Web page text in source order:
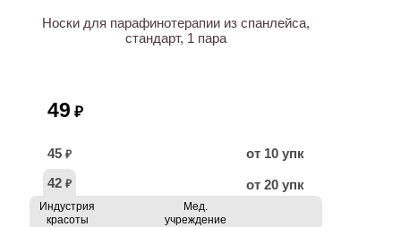
Носки для парафинотерапии из спанлейса,
стандарт, 1 пара
49 ₽
45 ₽
от 10 упк
42 ₽ от 20 упк
Индустрия
красоты
Мед.
учреждение